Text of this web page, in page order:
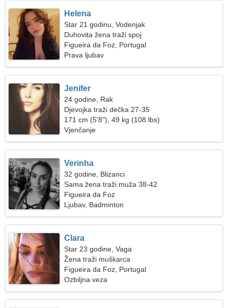
Helena
Star 21 godinu, Vodenjak
Duhovita žena traži spoj
Figueira da Foz, Portugal
Prava ljubav
Jenifer
24 godine, Rak
Djevojka traži dečka 27-35
171 cm (5'8"), 49 kg (108 lbs)
Vjenčanje
Verinha
32 godine, Blizanci
Sama žena traži muža 38-42
Figueira da Foz
Ljubav, Badminton
Clara
Star 23 godine, Vaga
Žena traži muškarca
Figueira da Foz, Portugal
Ozbiljna veza